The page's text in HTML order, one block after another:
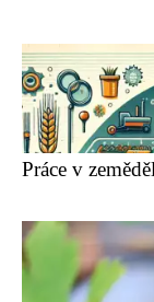
Práce v